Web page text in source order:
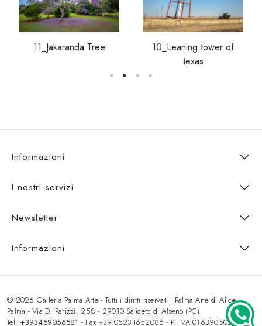
11_Jakaranda Tree
10_Leaning tower of
texas
Informazioni
I nostri servizi
Newsletter
Informazioni
© 2026 Galleria Palma Arte - Tutti i diritti riservati | Palma Arte di Alice
Palma - Via D. Parizzi, 258 - 29010 Saliceto di Alseno (PC)
Tel. +393459056581 - Fax +39.05231652086 - P. IVA 01639050333 -